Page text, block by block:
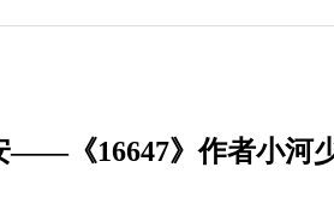
——《16647》作者小河